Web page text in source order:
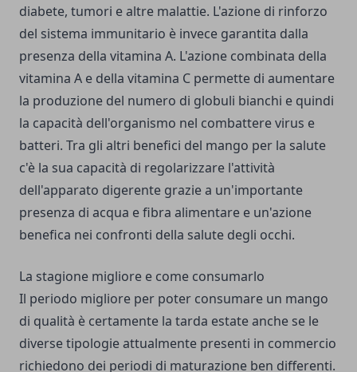
diabete, tumori e altre malattie. L'azione di rinforzo
del sistema immunitario è invece garantita dalla
presenza della vitamina A. L'azione combinata della
vitamina A e della vitamina C permette di aumentare
la produzione del numero di globuli bianchi e quindi
la capacità dell'organismo nel combattere virus e
batteri. Tra gli altri benefici del mango per la salute
c'è la sua capacità di regolarizzare l'attività
dell'apparato digerente grazie a un'importante
presenza di acqua e fibra alimentare e un'azione
benefica nei confronti della salute degli occhi.
La stagione migliore e come consumarlo
Il periodo migliore per poter consumare un mango
di qualità è certamente la tarda estate anche se le
diverse tipologie attualmente presenti in commercio
richiedono dei periodi di maturazione ben differenti.